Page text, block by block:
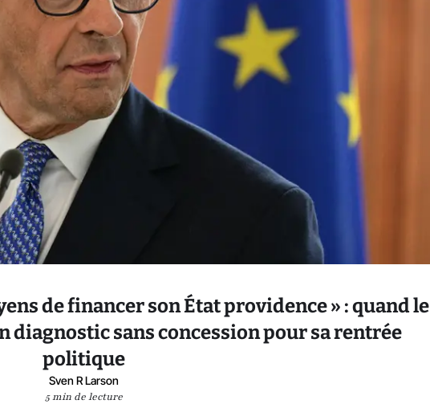
de financer son État providence » : quand le
diagnostic sans concession pour sa rentrée
politique
Sven R Larson
5 min de lecture